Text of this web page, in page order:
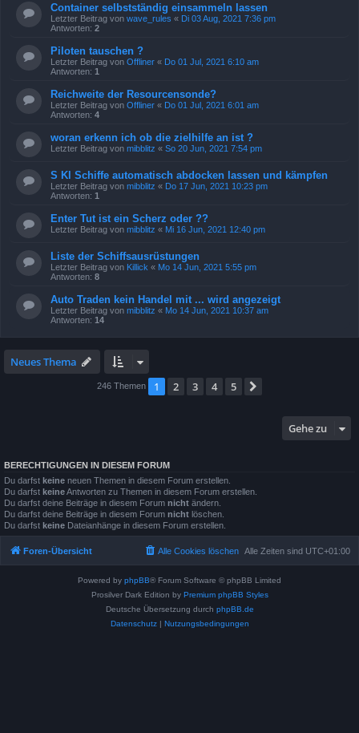
Container selbstständig einsammeln lassen
Letzter Beitrag von wave_rules « Di 03 Aug, 2021 7:36 pm
Antworten: 2
Piloten tauschen ?
Letzter Beitrag von Offliner « Do 01 Jul, 2021 6:10 am
Antworten: 1
Reichweite der Resourcensonde?
Letzter Beitrag von Offliner « Do 01 Jul, 2021 6:01 am
Antworten: 4
woran erkenn ich ob die zielhilfe an ist ?
Letzter Beitrag von mibblitz « So 20 Jun, 2021 7:54 pm
S Kl Schiffe automatisch abdocken lassen und kämpfen
Letzter Beitrag von mibblitz « Do 17 Jun, 2021 10:23 pm
Antworten: 1
Enter Tut ist ein Scherz oder ??
Letzter Beitrag von mibblitz « Mi 16 Jun, 2021 12:40 pm
Liste der Schiffsausrüstungen
Letzter Beitrag von Killick « Mo 14 Jun, 2021 5:55 pm
Antworten: 8
Auto Traden kein Handel mit ... wird angezeigt
Letzter Beitrag von mibblitz « Mo 14 Jun, 2021 10:37 am
Antworten: 14
Neues Thema
246 Themen 1 2 3 4 5
Gehe zu
BERECHTIGUNGEN IN DIESEM FORUM
Du darfst keine neuen Themen in diesem Forum erstellen.
Du darfst keineAntworten zu Themen in diesem Forum erstellen.
Du darfst deine Beiträge in diesem Forum nicht ändern.
Du darfst deine Beiträge in diesem Forum nicht löschen.
Du darfst keine Dateianhänge in diesem Forum erstellen.
Foren-Übersicht Alle Zeiten sind UTC+01:00
Alle Cookies löschen
Powered by phpBB® Forum Software © phpBB Limited
Prosilver Dark Edition by Premium phpBB Styles
Deutsche Übersetzung durch phpBB.de
Datenschutz| Nutzungsbedingungen